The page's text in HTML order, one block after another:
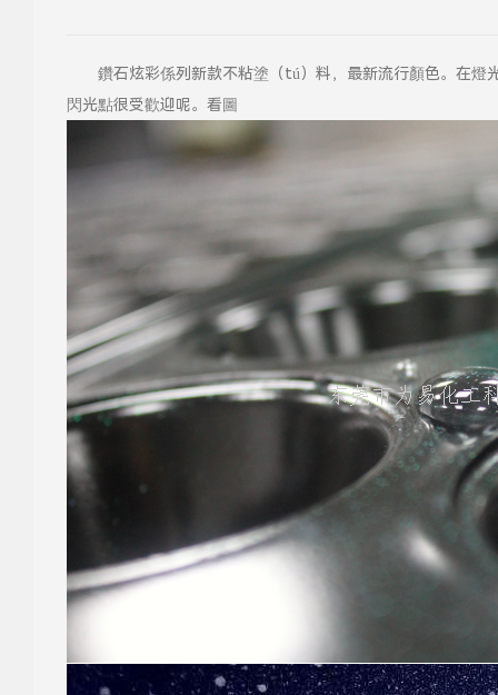
鑽石炫彩係列新款不粘塗（tú）料，最新流行顏色。在燈
閃光點很受歡迎呢。看圖